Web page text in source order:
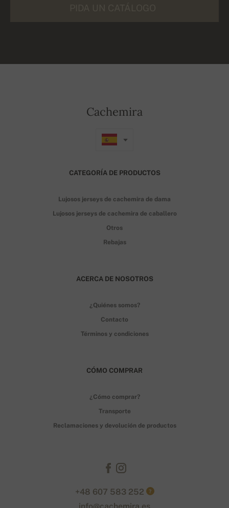
Cachemira
CATEGORÍA DE PRODUCTOS
Lujosos jerseys de cachemira de dama
Lujosos jerseys de cachemira de caballero
Otros
Rebajas
ACERCA DE NOSOTROS
¿Quiénes somos?
Contacto
Términos y condiciones
CÓMO COMPRAR
¿Cómo comprar?
Transporte
Reclamaciones y devolución de productos
+48 607 583 252 ?
info@cachemira.es